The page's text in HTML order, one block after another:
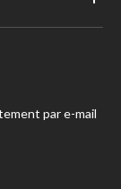
par e-mail